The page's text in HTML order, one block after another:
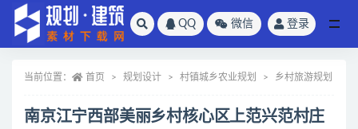
QQ 微信 登录
当前位置： 首页 规划设计 村镇城乡农业规划 乡村旅游规划
南京江宁西部美丽乡村核心区上范兴范村庄
全部